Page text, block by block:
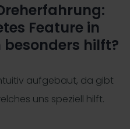
Feature in
besonders hilft?
aufgebaut, da gibt
uns speziell hilft.